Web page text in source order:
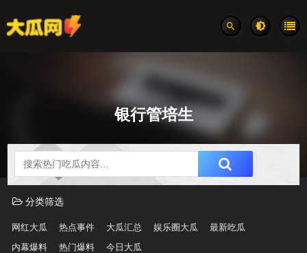
银行管培生
吃瓜分类速览
分类筛选
网红大瓜 热点事件 大瓜汇总 娱乐圈大瓜 最新吃瓜
内幕爆料 热门爆料 今日大瓜